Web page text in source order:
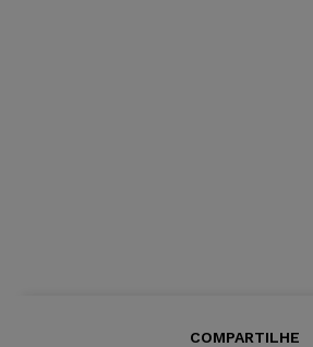
COMPARTILHE